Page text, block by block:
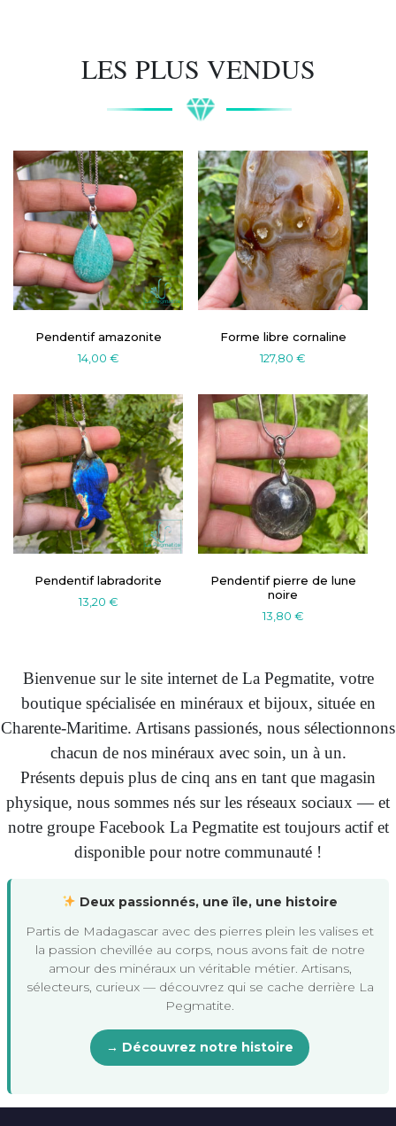
LES PLUS VENDUS
Pendentif amazonite
14,00 €
Forme libre cornaline
127,80€
Pendentif labradorite
13,20 €
Pendentif pierre de lune
noire
13,80 €
La Pegmatite —
Bienvenue sur le site internet de La Pegmatite, votre
boutique spécialisée en minéraux et bijoux, située en
Charente-Maritime. Artisans passionés, nous sélectionnons
chacun de nos minéraux avec soin, un à un.
Présents depuis plus de cinq ans en tant que magasin
physique, nous sommes nés sur les réseaux sociaux — et
notre groupe Facebook La Pegmatite est toujours actif et
disponible pour notre communauté !
Deux passionnés, une île, une histoire
Partis de Madagascar avec des pierres plein les valises et
la passion chevillée au corps, nous avons fait de notre
amour des minéraux un véritable métier. Artisans,
sélecteurs, curieux — découvrez qui se cache derrière La
Pegmatite.
→ Découvrez notre histoire